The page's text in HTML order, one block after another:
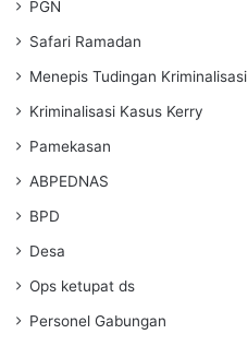
PGN
Safari Ramadan
Menepis Tudingan Kriminalisasi
Kriminalisasi Kasus Kerry
Pamekasan
ABPEDNAS
BPD
Desa
Ops ketupat ds
Personel Gabungan